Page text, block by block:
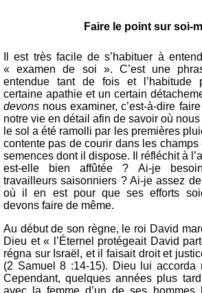
Faire le point sur soi-
Il est très facile de s’habituer à
« examen de soi ». C’est une
entendue tant de fois et l’habitude
certaine apathie et un certain
devons nous examiner, c’est-à-dire
notre vie en détail afin de savoir où
le sol a été ramolli par les premières
contente pas de courir dans les
semences dont il dispose. Il réfléchit à
est-elle bien affûtée ? Ai-je besoin
travailleurs saisonniers ? Ai-je assez
où il en est pour que ses efforts
devons faire de même.
Au début de son règne, le roi David
Dieu et « l’Éternel protégeait David
régna sur Israël, et il faisait droit et
(2 Samuel 8 :14-15). Dieu lui accorda
Cependant, quelques années plus
avec la femme d’un de ses